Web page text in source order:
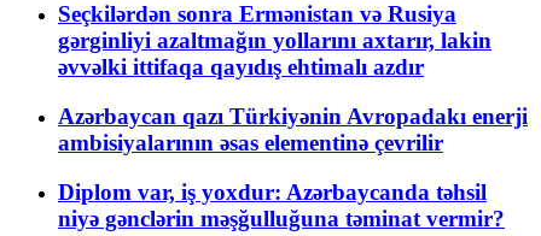
Seçkilərdən sonra Ermənistan və Rusiya
gərginliyi azaltmağın yollarını axtarır, lakin
əvvəlki ittifaqa qayıdış ehtimalı azdır
Azərbaycan qazı Türkiyənin Avropadakı enerji
ambisiyalarının əsas elementinə çevrilir
Diplom var, iş yoxdur: Azərbaycanda təhsil
niyə gənclərin məşğulluğuna təminat vermir?